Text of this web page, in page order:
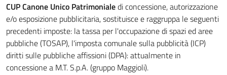
CUP Canone Unico Patrimonialedi concessione, autorizzazione
e/o esposizione pubblicitaria, sostituisce e raggruppa le seguenti
precedenti imposte: la tassa per l'occupazione di spazi ed aree
pubbliche (TOSAP), l'imposta comunale sulla pubblicità (ICP)
diritti sulle pubbliche affissioni (DPA): attualmente in
concessione a M.T. S.p.A. (gruppo Maggioli).